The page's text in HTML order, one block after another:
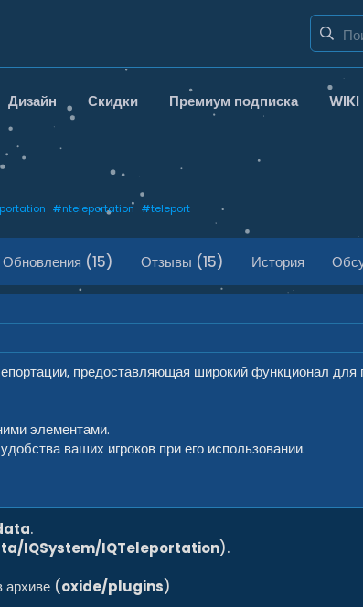
Дизайн Скидки Премиум подписка WIKI
#nteleportation #teleport
Обновления (15) Отзывы (15) История
предоставляющая широкий функционал
элементами.
ваших игроков при его использовании.
.
IQSystem/IQTeleportation).
архиве (oxide/plugins)